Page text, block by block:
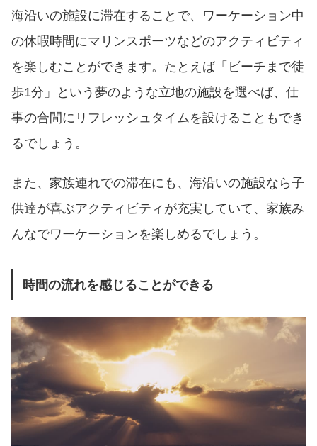
海沿いの施設に滞在することで、ワーケーション中
の休暇時間にマリンスポーツなどのアクティビティ
を楽しむことができます。たとえば「ビーチまで徒
歩1分」という夢のような立地の施設を選べば、仕
事の合間にリフレッシュタイムを設けることもでき
るでしょう。
また、家族連れでの滞在にも、海沿いの施設なら子
供達が喜ぶアクティビティが充実していて、家族み
んなでワーケーションを楽しめるでしょう。
時間の流れを感じることができる